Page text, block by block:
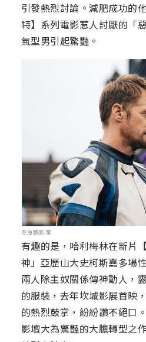
引發熱烈討論。減肥成功的
特】系列電影惹人討厭的「
氣型男引起驚豔。
©海鵬影業
有趣的是，哈利梅林在新片
神」亞歷山大史柯斯嘉多場
兩人除主奴關係傳神動人，
的服裝，去年坎城影展首映
的熱烈鼓掌，紛紛讚不絕口
影壇大為驚豔的大膽轉型之